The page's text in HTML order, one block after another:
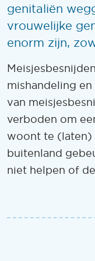
genitaliën
vrouwelijke
enorm zijn,
mishandeling
van
verboden om
woont te (laten)
buitenland
niet helpen of